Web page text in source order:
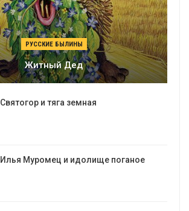
РУССКИЕ БЫЛИНЫ
Житный Дед
Святогор и тяга земная
Илья Муромец и идолище поганое